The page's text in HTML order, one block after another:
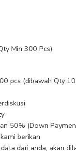
Min 300 Pcs)
pcs (dibawah Qty
50% (Down
berikan
dari anda, akan